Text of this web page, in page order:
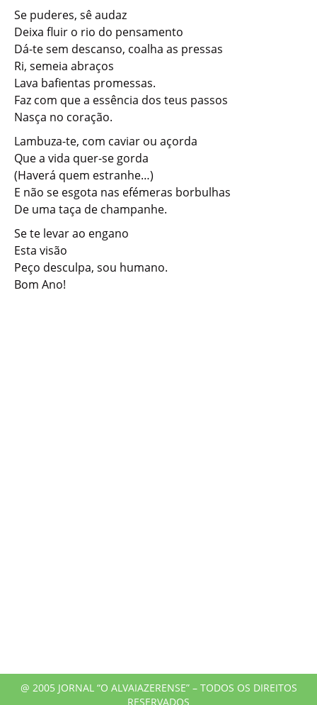
Se puderes, sê audaz
Deixa fluir o rio do pensamento
Dá-te sem descanso, coalha as pressas
Ri, semeia abraços
Lava bafientas promessas.
Faz com que a essência dos teus passos
Nasça no coração.
Lambuza-te, com caviar ou açorda
Que a vida quer-se gorda
(Haverá quem estranhe…)
E não se esgota nas efémeras borbulhas
De uma taça de champanhe.
Se te levar ao engano
Esta visão
Peço desculpa, sou humano.
Bom Ano!
@ 2005 JORNAL “O ALVAIAZERENSE” – TODOS OS DIREITOS
RESERVADOS